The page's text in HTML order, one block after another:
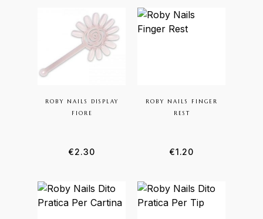
ROBY NAILS DISPLAY
FIORE
€2.30
ROBY NAILS FINGER
REST
€1.20